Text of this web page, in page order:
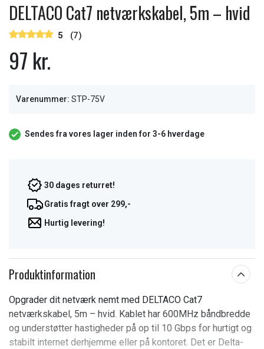
DELTACO Cat7 netværkskabel, 5m – hvid
5 (7)
97 kr.
Varenummer: STP-75V
Sendes fra vores lager inden for 3-6 hverdage
30 dages returret!
Gratis fragt over 299,-
Hurtig levering!
Produktinformation
Opgrader dit netværk nemt med DELTACO Cat7
netværkskabel, 5m – hvid. Kablet har 600MHz båndbredde
og understøtter hastigheder på op til 10 Gbps for hurtigt og
stabilt internet derhjemme eller på kontoret. Det er Delta-